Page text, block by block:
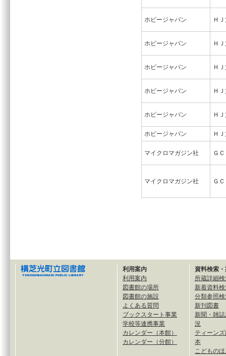
ホビージャパン Ｈ
ホビージャパン Ｈ
ホビージャパン Ｈ
ホビージャパン Ｈ
ホビージャパン Ｈ
ホビージャパン Ｈ
マイクロマガジン社 Ｇ
マイクロマガジン社 Ｇ
利用案内
利用案内
図書館の場所
図書館の施設
よくある質問
ブックスタート事業
学校等連携事業
カレンダー（本館）
カレンダー（分館）
資料検索
所蔵詳細
新着資料
分類参照
新刊図書
新聞・雑
況
ティーン
本
こどもの